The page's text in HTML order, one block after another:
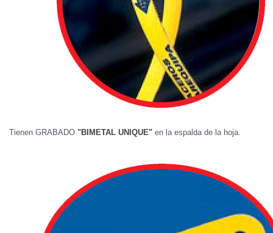
Tienen GRABADO "BIMETAL UNIQUE" en la espalda de la hoja.